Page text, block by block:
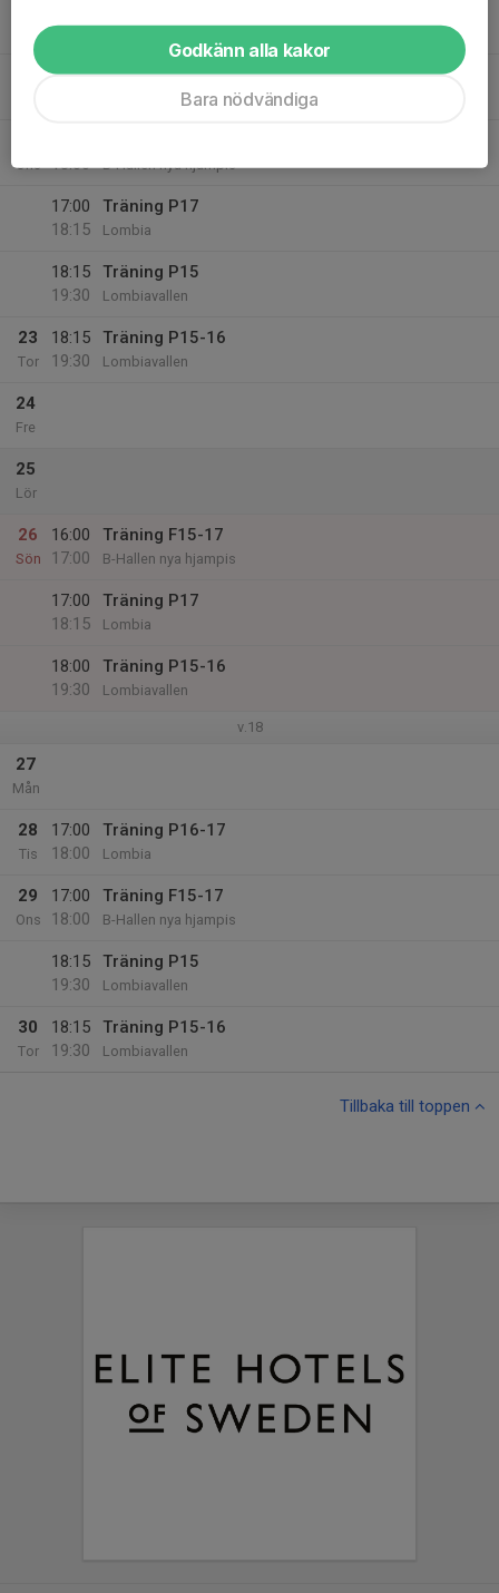
Mån
17:00
Träning P16-17
Ons
18:00
B-Hallen nya hjampis
17:00
18:15
Träning P17
Lombia
18:15
19:30
Träning P15
Lombiavallen
23
Tor
18:15
19:30
Träning P15-16
Lombiavallen
24
Fre
25
Lör
26
Sön
16:00
17:00
Träning F15-17
B-Hallen nya hjampis
17:00
18:15
Träning P17
Lombia
18:00
19:30
Träning P15-16
Lombiavallen
v.18
27
Mån
28
Tis
17:00
18:00
Träning P16-17
Lombia
29
Ons
17:00
18:00
Träning F15-17
B-Hallen nya hjampis
18:15
19:30
Träning P15
Lombiavallen
30
Tor
18:15
19:30
Träning P15-16
Lombiavallen
Tillbaka till toppen
Godkänn alla kakor
Bara nödvändiga